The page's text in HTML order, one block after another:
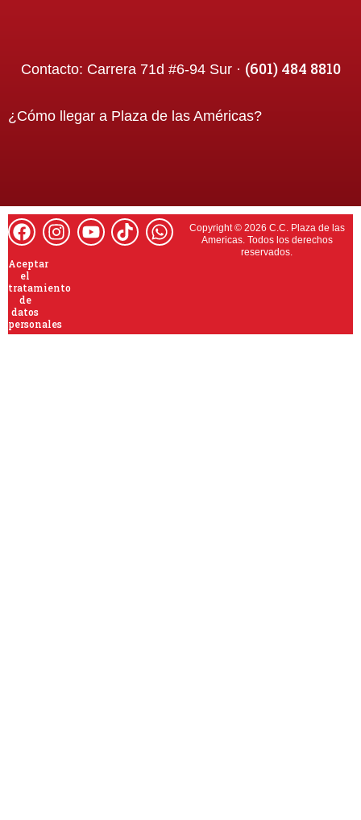
Contacto: Carrera 71d #6-94 Sur · (601) 484 8810
¿Cómo llegar a Plaza de las Américas?
Copyright © 2026 C.C. Plaza de las
Americas. Todos los derechos
reservados.
Aceptar
el
tratamiento
de
datos
personales